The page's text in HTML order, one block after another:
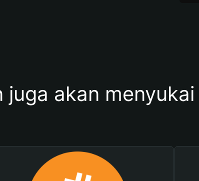
juga akan